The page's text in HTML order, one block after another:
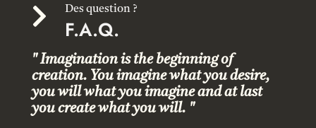
 Des question ?
F.A.Q.
" Imagination is the beginning of
creation. You imagine what you desire,
you will what you imagine and at last
you create what you will. "